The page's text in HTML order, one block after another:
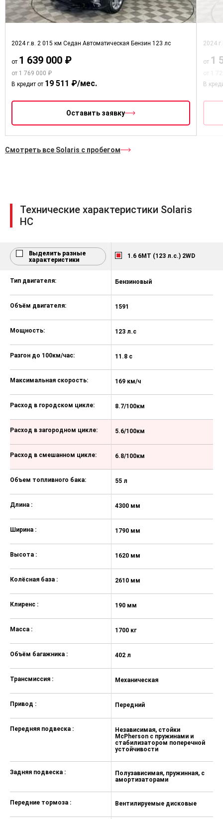
Бортовой компьютер
Электропривод зеркал
Регулировка руля по высоте
Электростеклоподъемники задние
Электростеклоподъемники
передние
Мультифункциональное рулевое
колесо
Дневные ходовые огни
Розетка 12V
Голосовое управление
экраном
2024 г.в. 2 015 км Седан Автоматическая Бензин 123 лс
от 1 639 000 ₽
от 1 769 000 ₽
В кредит от 19 511 ₽/мес.
Оставить заявку
2024
от 1
В
Смотреть все Solaris с пробегом
Технические характеристики Solaris
HC
Выделить разные
характеристики
1.6 6MT (123 л.с.) 2WD
Тип двигателя:
Объём двигателя:
Мощность:
Разгон до 100км/час:
Максимальная скорость:
Расход в городском цикле:
Расход в загородном цикле:
Расход в смешанном цикле:
Объем топливного бака:
Длина :
Ширина :
Высота :
Колёсная база :
Клиренс :
Масса :
Объём багажника :
Трансмиссия :
Привод :
Передняя подвеска :
Задняя подвеска :
Передние тормоза :
Бензиновый
1591
123 л.с
11.8 с
169 км/ч
8.7/100км
5.6/100км
6.8/100км
55 л
4300 мм
1790 мм
1620 мм
2610 мм
190 мм
1700 кг
402 л
Механическая
Передний
Независимая, стойки
McPherson с пружинами и
стабилизатором поперечной
устойчивости
Полузависимая, пружинная, с
амортизаторами
Вентилируемые дисковые